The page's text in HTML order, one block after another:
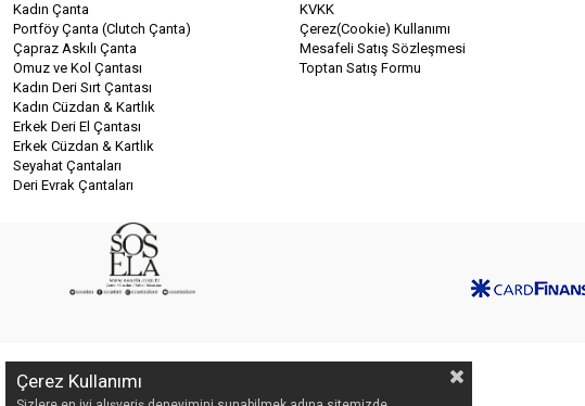
Kadın Çanta
Portföy Çanta (Clutch Çanta)
Çapraz Askılı Çanta
Omuz ve Kol Çantası
Kadın Deri Sırt Çantası
Kadın Cüzdan & Kartlık
Erkek Deri El Çantası
Erkek Cüzdan & Kartlık
Seyahat Çantaları
Deri Evrak Çantaları
KVKK
Çerez(Cookie) Kullanımı
Mesafeli Satış Sözleşmesi
Toptan Satış Formu
Çerez Kullanımı